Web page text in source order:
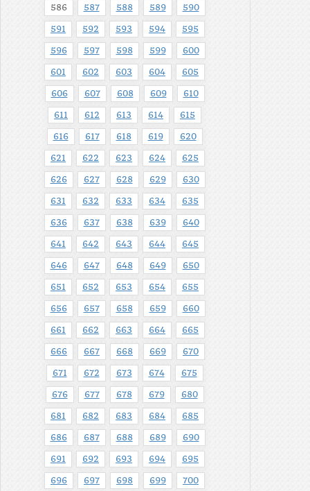
586 587 588 589 590
591 592 593 594 595
596 597 598 599 600
601 602 603 604 605
606 607 608 609 610
611 612 613 614 615
616 617 618 619 620
621 622 623 624 625
626 627 628 629 630
631 632 633 634 635
636 637 638 639 640
641 642 643 644 645
646 647 648 649 650
651 652 653 654 655
656 657 658 659 660
661 662 663 664 665
666 667 668 669 670
671 672 673 674 675
676 677 678 679 680
681 682 683 684 685
686 687 688 689 690
691 692 693 694 695
696 697 698 699 700